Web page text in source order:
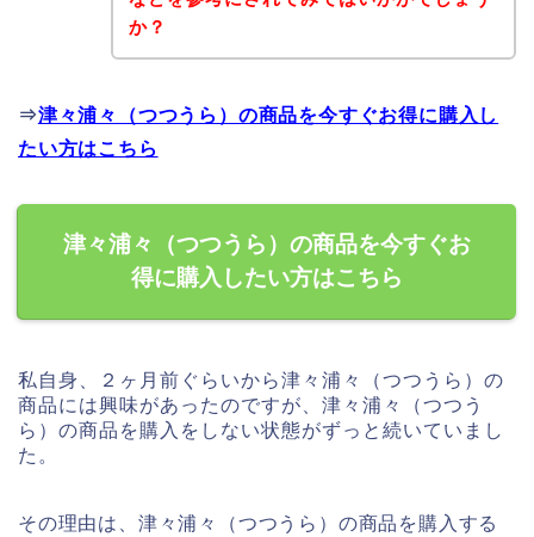
か？
⇒津々浦々（つつうら）の商品を今すぐお得に購入し
たい方はこちら
津々浦々（つつうら）の商品を今すぐお
得に購入したい方はこちら
私自身、２ヶ月前ぐらいから津々浦々（つつうら）の
商品には興味があったのですが、津々浦々（つつう
ら）の商品を購入をしない状態がずっと続いていまし
た。
その理由は、津々浦々（つつうら）の商品を購入する